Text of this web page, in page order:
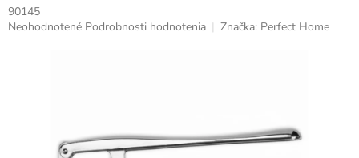
90145
Priemerné
Neohodnotené Podrobnosti hodnotenia Značka: Perfect Home